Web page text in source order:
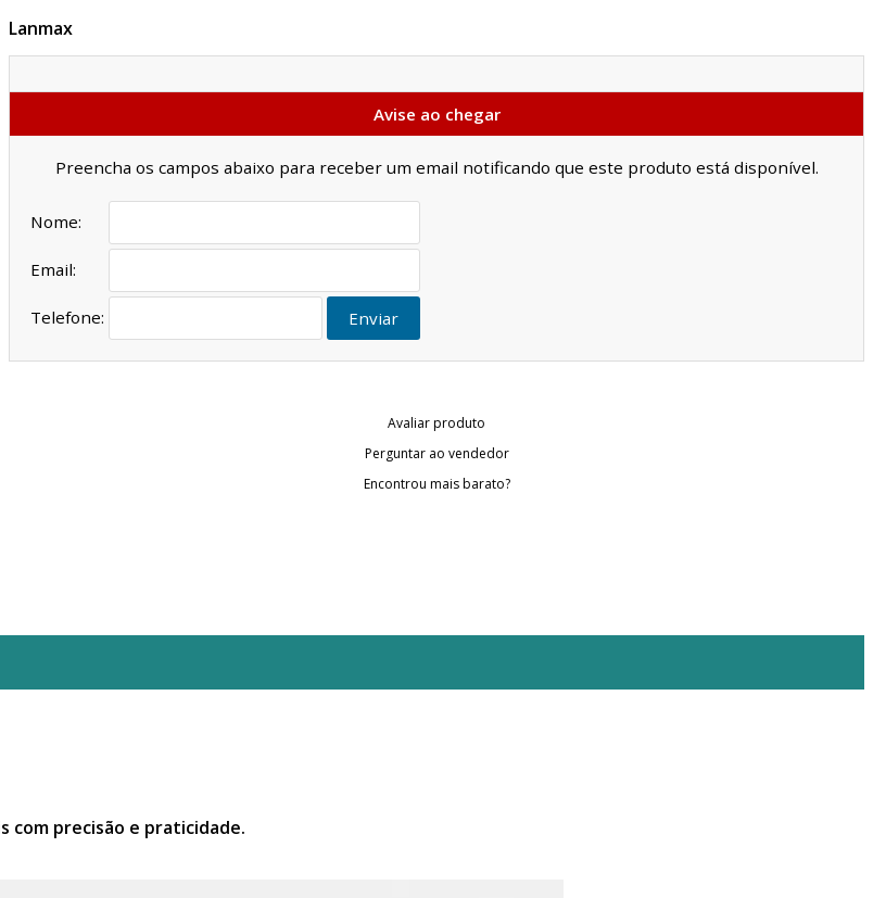
Lanmax
Avise ao chegar
Preencha os campos abaixo para receber um email notificando que este produto está disponível.
Nome:
Email:
Telefone: Enviar
Avaliar produto
Perguntar ao vendedor
Encontrou mais barato?
com precisão e praticidade.